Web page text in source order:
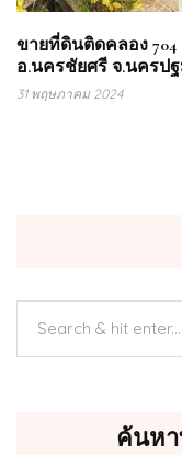
ขายที่ดินติดคลอง
อ.นครชัยศรี จ.นครปฐ
31 พฤษภาคม 2024
ค้นห